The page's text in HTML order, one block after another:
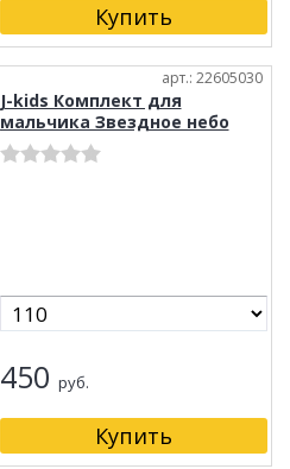
арт.: 22605030
J-kids Комплект для
мальчика Звездное небо
450 руб.